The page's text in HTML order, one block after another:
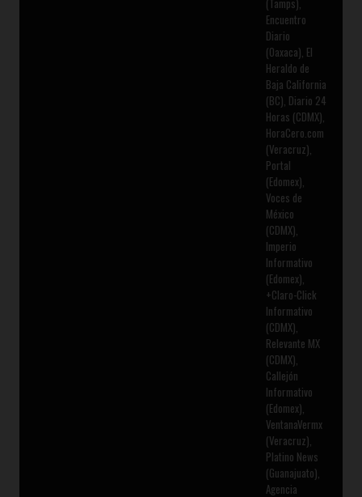
(Tamps),
Encuentro
Diario
(Oaxaca), El
Heraldo de
Baja California
(BC), Diario 24
Horas (CDMX),
HoraCero.com
(Veracruz),
Portal
(Edomex),
Voces de
México
(CDMX),
Imperio
Informativo
(Edomex),
+Claro-Click
Informativo
(CDMX),
Relevante MX
(CDMX),
Callejón
Informativo
(Edomex),
VentanaVermx
(Veracruz),
Platino News
(Guanajuato),
Agencia